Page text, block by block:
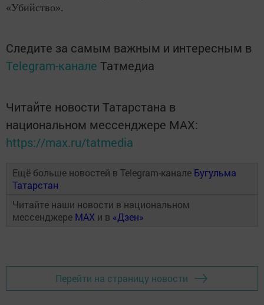
«Убийство».
Следите за самым важным и интересным в
Telegram-канале Татмедиа
Читайте новости Татарстана в
национальном мессенджере MАХ:
https://max.ru/tatmedia
Ещё больше новостей в Telegram-канале Бугульма
Татарстан
Читайте наши новости в национальном
мессенджере MAX и в «Дзен»
Перейти на страницу новости